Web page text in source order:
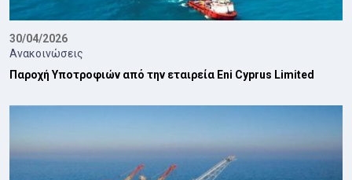
30/04/2026
Ανακοινώσεις
Παροχή Υποτροφιών από την εταιρεία Eni Cyprus Limited